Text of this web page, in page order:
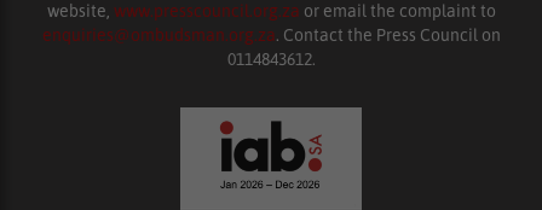
website, www.presscouncil.org.za or email the complaint to
enquiries@ombudsman.org.za. Contact the Press Council on
0114843612.